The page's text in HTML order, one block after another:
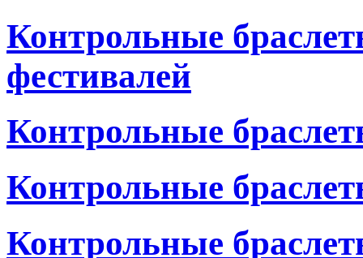
Контрольные
фестивалей
Контрольные
Контрольные
Контрольные